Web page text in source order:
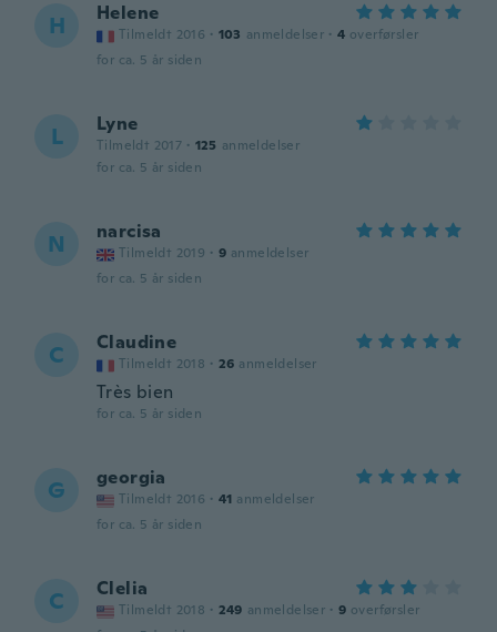
H Helene
Tilmeldt 2016 · 103 anmeldelser · 4 overførsler
for ca. 5 år siden
L Lyne
Tilmeldt 2017 · 125 anmeldelser
for ca. 5 år siden
N narcisa
Tilmeldt 2019 · 9 anmeldelser
for ca. 5 år siden
C Claudine
Tilmeldt 2018 · 26 anmeldelser
Très bien
for ca. 5 år siden
G georgia
Tilmeldt 2016 · 41 anmeldelser
for ca. 5 år siden
C Clelia
Tilmeldt 2018 · 249 anmeldelser · 9 overførsler